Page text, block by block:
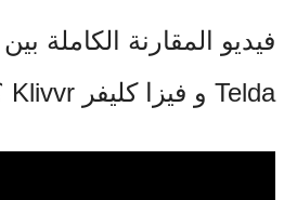
فيديو المقارنة الكاملة
Telda و فيزا كليفر Klivvr ؟